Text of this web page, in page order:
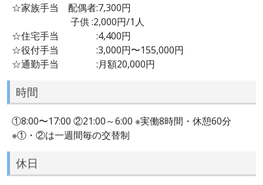
☆家族手当 配偶者:7,300円
子供 :2,000円/1人
☆住宅手当 :4,400円
☆役付手当 :3,000円〜155,000円
☆通勤手当 :月額20,000円
時間
①8:00〜17:00 ②21:00～6:00 ※実働8時間・休憩60分
※①・②は一週間毎の交替制
休日